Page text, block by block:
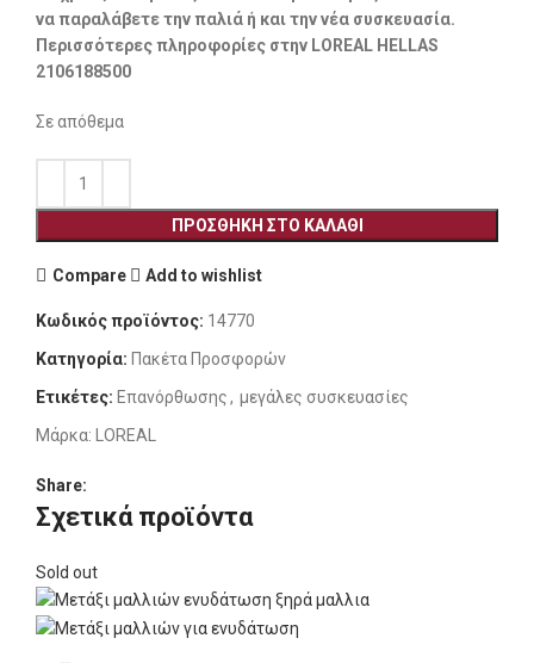
να παραλάβετε την παλιά ή και την νέα συσκευασία.
Περισσότερες πληροφορίες στην LOREAL HELLAS
2106188500
Σε απόθεμα
ΠΡΟΣΘΉΚΗ ΣΤΟ ΚΑΛΆΘΙ
Compare Add to wishlist
Κωδικός προϊόντος: 14770
Κατηγορία: Πακέτα Προσφορών
Ετικέτες: Επανόρθωσης, μεγάλες συσκευασίες
Μάρκα:
LOREAL
Share:
Σχετικά προϊόντα
Sold out